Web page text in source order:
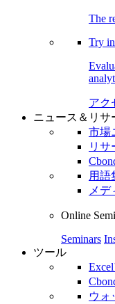
The
Try in
アク
ニュース＆リサ
市場
リサ
用語
メデ
Online
Seminars
ツール
ウォ